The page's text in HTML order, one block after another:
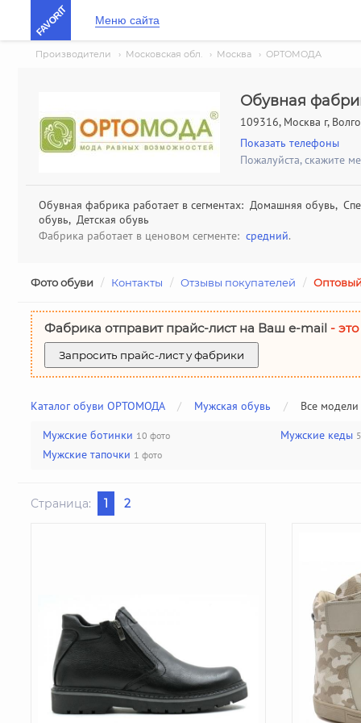
FAVORIT Меню сайта
Производители › Московская обл. › Москва › ОРТОМОДА
Обувная
109316, Москва г,
Показать телефоны
Пожалуйста, скажите
Обувная фабрика работает в сегментах: Домашняя обувь,
обувь, Детская обувь
Фабрика работает в ценовом сегменте: средний.
Фото обуви / Контакты / Отзывы покупателей /
Фабрика отправит прайс-лист на Ваш е-mail -
Запросить прайс-лист у фабрики
Каталог обуви ОРТОМОДА / Мужская обувь / Все
Мужские ботинки 10 фото Мужские кеды
Мужские тапочки 1 фото
Страница: 1 2